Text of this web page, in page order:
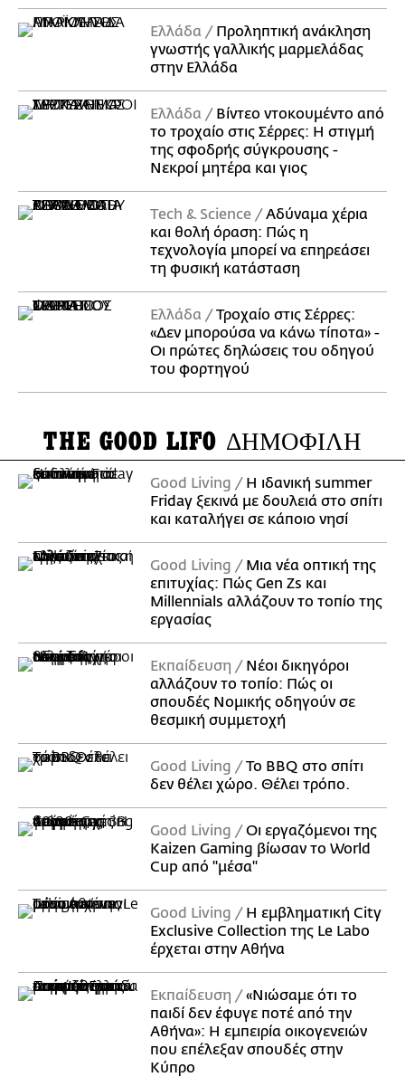
Ελλάδα
Προληπτική ανάκληση
γνωστής γαλλικής μαρμελάδας
στην Ελλάδα
Ελλάδα
Βίντεο ντοκουμέντο από
το τροχαίο στις Σέρρες: Η στιγμή
της σφοδρής σύγκρουσης -
Νεκροί μητέρα και γιος
Τech & Science
Αδύναμα χέρια
και θολή όραση: Πώς η
τεχνολογία μπορεί να επηρεάσει
τη φυσική κατάσταση
Ελλάδα
Τροχαίο στις Σέρρες:
«Δεν μπορούσα να κάνω τίποτα» -
Οι πρώτες δηλώσεις του οδηγού
του φορτηγού
THE GOOD LIFO ΔΗΜΟΦΙΛΗ
Good Living
Η ιδανική summer
Friday ξεκινά με δουλειά στο σπίτι
και καταλήγει σε κάποιο νησί
Good Living
Μια νέα οπτική της
επιτυχίας: Πώς Gen Zs και
Millennials αλλάζουν το τοπίο της
εργασίας
Εκπαίδευση
Νέοι δικηγόροι
αλλάζουν το τοπίο: Πώς οι
σπουδές Νομικής οδηγούν σε
θεσμική συμμετοχή
Good Living
Το BBQ στο σπίτι
δεν θέλει χώρο. Θέλει τρόπο.
Good Living
Οι εργαζόμενοι της
Kaizen Gaming βίωσαν το World
Cup από "μέσα"
Good Living
Η εμβληματική City
Exclusive Collection της Le Labo
έρχεται στην Αθήνα
Εκπαίδευση
«Νιώσαμε ότι το
παιδί δεν έφυγε ποτέ από την
Αθήνα»: Η εμπειρία οικογενειών
που επέλεξαν σπουδές στην
Κύπρο